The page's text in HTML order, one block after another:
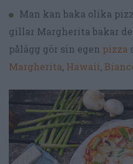
Man kan baka olika
gillar Margherita bakar
pålägg gör sin egen pizza
Margherita, Hawaii,